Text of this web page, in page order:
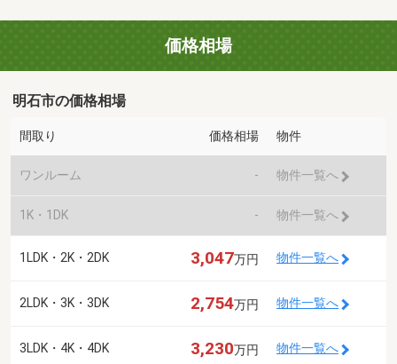
価格相場
明石市の価格相場
間取り 価格相場 物件
ワンルーム - 物件一覧へ
1K・1DK - 物件一覧へ
1LDK・2K・2DK 3,047万円 物件一覧へ
2LDK・3K・3DK 2,754万円 物件一覧へ
3LDK・4K・4DK 3,230万円 物件一覧へ